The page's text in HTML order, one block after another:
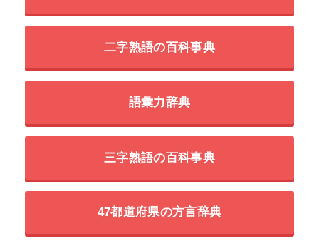
二字熟語の百科事典
語彙力辞典
三字熟語の百科事典
47都道府県の方言辞典